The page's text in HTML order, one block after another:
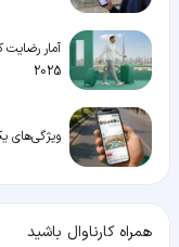
آمار رضایت
2025
ویژگی‌های
همراه کارناوال باشید